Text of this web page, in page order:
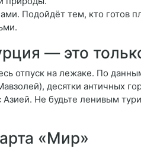
Подойдёт тем, кто готов
— это
отпуск на лежаке. По
десятки античных
Азией. Не будьте ленивым
«Мир»